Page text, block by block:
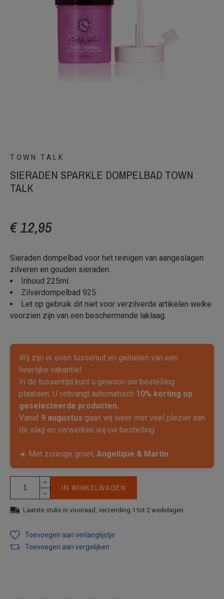
TOWN TALK
SIERADEN SPARKLE DOMPELBAD TOWN
TALK
€ 12,95
Sieraden dompelbad voor het reinigen van aangeslagen
zilveren en gouden sieraden.
Inhoud 225ml.
Zilverdompelbad 925.
Let op gebruik dit niet voor verzilverde artikelen welke
voorzien zijn van een beschermende laklaag.
Wij zijn er even tussenuit en genieten van een
heerlijke vakantie!
In de tussentijd kunt u gewoon uw bestelling
plaatsen. U ontvangt automatisch 10% korting op
geselecteerde producten.
Vanaf 9 augustus gaan wij weer met veel plezier aan
de slag en verwerken wij uw bestelling.
☀️ Met zonnige groet, Angelique & Martin
IN WINKELWAGEN
Laatste stuks in voorraad, verzending 1 tot 2 werkdagen
Toevoegen aan verlanglijstje
Toevoegen aan vergelijken